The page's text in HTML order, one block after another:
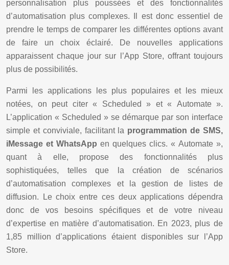
personnalisation plus poussées et des fonctionnalités
d’automatisation plus complexes. Il est donc essentiel de
prendre le temps de comparer les différentes options avant
de faire un choix éclairé. De nouvelles applications
apparaissent chaque jour sur l’App Store, offrant toujours
plus de possibilités.
Parmi les applications les plus populaires et les mieux
notées, on peut citer « Scheduled » et « Automate ».
L’application « Scheduled » se démarque par son interface
simple et conviviale, facilitant la programmation de SMS,
iMessage et WhatsApp en quelques clics. « Automate »,
quant à elle, propose des fonctionnalités plus
sophistiquées, telles que la création de scénarios
d’automatisation complexes et la gestion de listes de
diffusion. Le choix entre ces deux applications dépendra
donc de vos besoins spécifiques et de votre niveau
d’expertise en matière d’automatisation. En 2023, plus de
1,85 million d’applications étaient disponibles sur l’App
Store.